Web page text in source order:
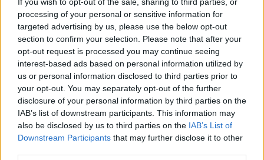
processing of your personal or sensitive information for
targeted advertising by us, please use the below opt-out
section to confirm your selection. Please note that after your
opt-out request is processed you may continue seeing
interest-based ads based on personal information utilized by
us or personal information disclosed to third parties prior to
your opt-out. You may separately opt-out of the further
disclosure of your personal information by third parties on the
IAB’s list of downstream participants. This information may
also be disclosed by us to third parties on the IAB’s List of
Downstream Participants that may further disclose it to other
center Watch only Fint använt skick utan större skavanker Pris
20k Länk till annons på vår site:
https://storiesoftime.com/collections/all-
watches/products/mdm-geneve-38mm-1820-1 Byten upp/ner
inga problem. Återkom med...
Stories of Time Tråd 19 November 2024 hublot
Svar: 0
Forum:Handla - Säljes, Bytes, Köpes
Avslutad Hublot Classic Fusion 42mm Black Ceramic
Till salu en Hublot Classic Fusion 42mm Black Ceramic ref
542.CM.1771.RX Klockan är i nära nyskick. Kommer med Hublot-
servicebox och visar utmärkta värden i timegraphern. Hublot
skriver i E-post att klockan såldes av AD 2015 ”i en stad nära
Genève”. Pris? 52 000 kr Vart? I Göteborg men kan även...